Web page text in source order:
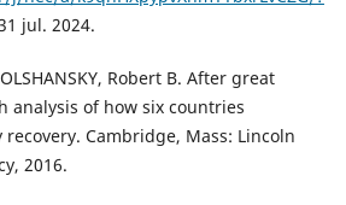
jul. 2024.
Robert B. After great
analysis of how six countries
Cambridge, Mass: Lincoln
2016.